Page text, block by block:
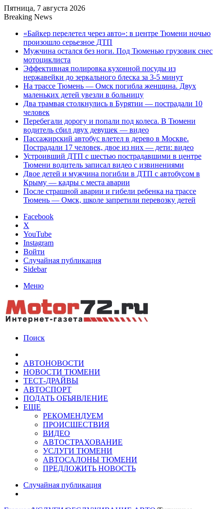
Пятница, 7 августа 2026
Breaking News
«Байкер перелетел через авто»: в центре Тюмени ночью
произошло серьезное ДТП
Мужчина остался без ноги. Под Тюменью грузовик снес
мотоциклиста
Эффективная полировка кухонной посуды из
нержавейки до зеркального блеска за 3-5 минут
На трассе Тюмень — Омск погибла женщина. Двух
маленьких детей увезли в больницу
Два трамвая столкнулись в Бурятии — пострадали 10
человек
Перебегали дорогу и попали под колеса. В Тюмени
водитель сбил двух девушек — видео
Пассажирский автобус влетел в дерево в Москве.
Пострадали 17 человек, двое из них — дети: видео
Устроивший ДТП с шестью пострадавшими в центре
Тюмени водитель записал видео с извинениями
Двое детей и мужчина погибли в ДТП с автобусом в
Крыму — кадры с места аварии
После страшной аварии и гибели ребенка на трассе
Тюмень — Омск, школе запретили перевозку детей
Facebook
X
YouTube
Instagram
Войти
Случайная публикация
Sidebar
Меню
Поиск
АВТОНОВОСТИ
НОВОСТИ ТЮМЕНИ
ТЕСТ-ДРАЙВЫ
АВТОСПОРТ
ПОДАТЬ ОБЪЯВЛЕНИЕ
ЕЩЕ
РЕКОМЕНДУЕМ
ПРОИСШЕСТВИЯ
ВИДЕО
АВТОСТРАХОВАНИЕ
УСЛУГИ ТЮМЕНИ
АВТОСАЛОНЫ ТЮМЕНИ
ПРЕДЛОЖИТЬ НОВОСТЬ
Случайная публикация